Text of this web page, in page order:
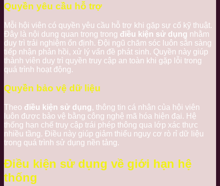
Quyền yêu cầu hỗ trợ
Mỗi hội viên có quyền yêu cầu hỗ trợ khi gặp sự cố kỹ thuật.
Đây là nội dung quan trọng trong điều kiện sử dụng nhằm
duy trì trải nghiệm ổn định. Đội ngũ chăm sóc luôn sẵn sàng
tiếp nhận phản hồi, xử lý vấn đề phát sinh. Quyền này giúp
thành viên duy trì quyền truy cập an toàn khi gặp lỗi trong
quá trình hoạt động.
Quyền bảo vệ dữ liệu
Theo điều kiện sử dụng, thông tin cá nhân của hội viên
luôn được bảo vệ bằng công nghệ mã hóa hiện đại. Hệ
thống hạn chế truy cập trái phép thông qua lớp xác thực
nhiều tầng. Điều này giúp giảm thiểu nguy cơ rò rỉ dữ liệu
trong quá trình sử dụng nền tảng.
Điều kiện sử dụng về giới hạn hệ
thống